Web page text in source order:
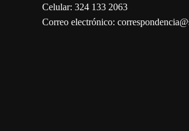
Celular: 324 133 2063
Correo electrónico: